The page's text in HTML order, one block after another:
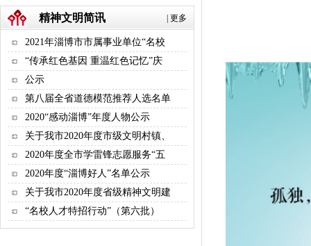
更多
精神文明简讯
2021年淄博市市属事业单位“名校
“传承红色基因 重温红色记忆”庆
公示
第八届全省道德模范推荐人选名单
2020“感动淄博”年度人物公示
关于我市2020年度市级文明村镇、
2020年度全市学雷锋志愿服务“五
2020年度“淄博好人”名单公示
关于我市2020年度省级精神文明建
“名校人才特招行动”（第六批）